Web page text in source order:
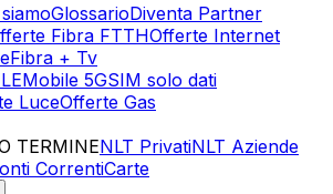
GlossarioDiventa Partner
Fibra FTTHOfferte Internet
Fibra + Tv
Mobile 5GSIM solo dati
LuceOfferte Gas
TERMINENLT PrivatiNLT Aziende
CorrentiCarte